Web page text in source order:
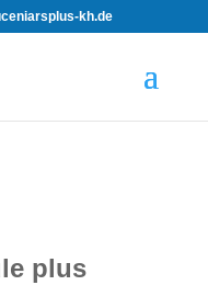
kh.de
plus